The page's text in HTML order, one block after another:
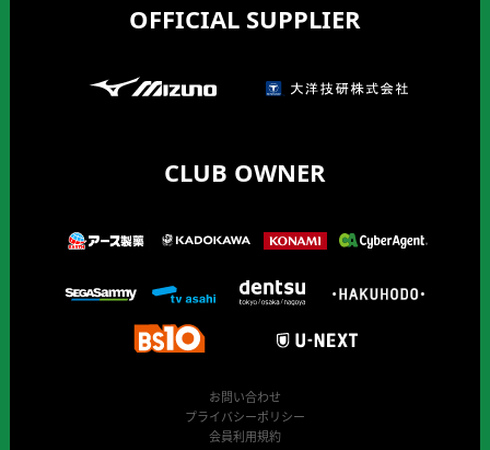
OFFICIAL SUPPLIER
CLUB OWNER
お問い合わせ
プライバシーポリシー
会員利用規約